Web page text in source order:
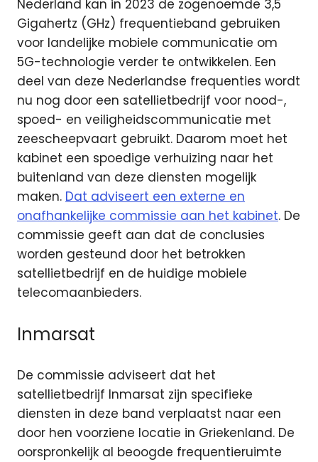
Nederland kan in 2023 de zogenoemde 3,5
Gigahertz (GHz) frequentieband gebruiken
voor landelijke mobiele communicatie om
5G-technologie verder te ontwikkelen. Een
deel van deze Nederlandse frequenties wordt
nu nog door een satellietbedrijf voor nood-,
spoed- en veiligheidscommunicatie met
zeescheepvaart gebruikt. Daarom moet het
kabinet een spoedige verhuizing naar het
buitenland van deze diensten mogelijk
maken. Dat adviseert een externe en
onafhankelijke commissie aan het kabinet. De
commissie geeft aan dat de conclusies
worden gesteund door het betrokken
satellietbedrijf en de huidige mobiele
telecomaanbieders.
Inmarsat
De commissie adviseert dat het
satellietbedrijf Inmarsat zijn specifieke
diensten in deze band verplaatst naar een
door hen voorziene locatie in Griekenland. De
oorspronkelijk al beoogde frequentieruimte